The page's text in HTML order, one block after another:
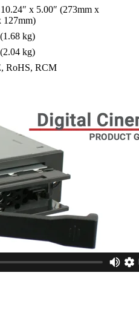
x 5.00″ (273mm x
127mm)
kg)
kg)
RoHS, RCM